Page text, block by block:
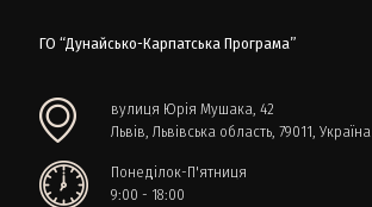
ГО “Дунайсько-Карпатська Програма”
вулиця Юрія Мушака, 42
Львів, Львівська область, 79011, Україна
Понеділок-П'ятниця
9:00 - 18:00